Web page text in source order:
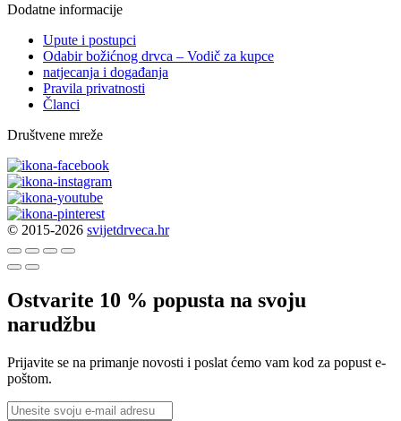
Dodatne informacije
Upute i postupci
Odabir božićnog drvca – Vodič za kupce
natjecanja i događanja
Pravila privatnosti
Članci
Društvene mreže
© 2015-2026 svijetdrveca.hr
Ostvarite 10 % popusta na svoju
narudžbu
Prijavite se na primanje novosti i poslat ćemo vam kod za popust e-
poštom.